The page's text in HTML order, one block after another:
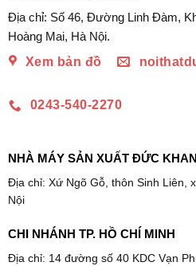
Địa chỉ: Số 46, Đường Linh Đàm,
Hoàng Mai, Hà Nội.
Xem bản đồ
0243-540-2270
NHÀ MÁY SẢN XUẤT ĐỨC
Địa chỉ: Xứ Ngõ Gỗ, thôn Sinh Liên,
Nội
CHI NHÁNH TP. HỒ CHÍ MINH
Địa chỉ: 14 đường số 40 KDC Vạn